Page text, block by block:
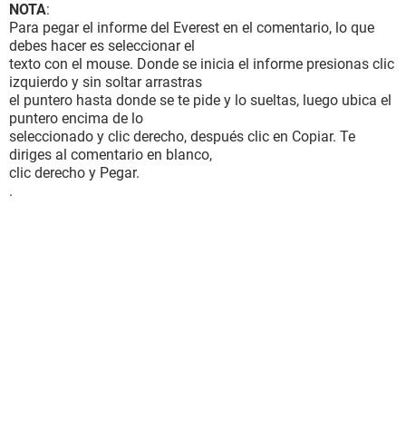
NOTA:
Para pegar el informe del Everest en el comentario, lo que
debes hacer es seleccionar el
texto con el mouse. Donde se inicia el informe presionas clic
izquierdo y sin soltar arrastras
el puntero hasta donde se te pide y lo sueltas, luego ubica el
puntero encima de lo
seleccionado y clic derecho, después clic en Copiar. Te
diriges al comentario en blanco,
clic derecho y Pegar.
.